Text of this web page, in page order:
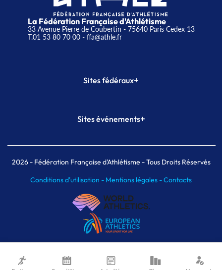
La Fédération Française d'Athlétisme
33 Avenue Pierre de Coubertin - 75640 Paris Cedex 13
T.01 53 80 70 00- ffa@athle.fr
Sites fédéraux+
Plateforme Formation
Sites événements+
Meeting de Paris indoor
MAIF Ekiden de Paris
2026- Fédération Française d'Athlétisme - Tous Droits Réservés
Conditions d'utilisation - Mentions légales -Contacts